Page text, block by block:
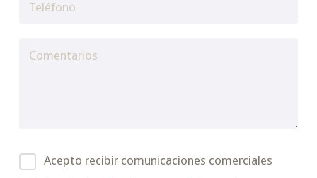
Acepto recibir comunicaciones comerciales